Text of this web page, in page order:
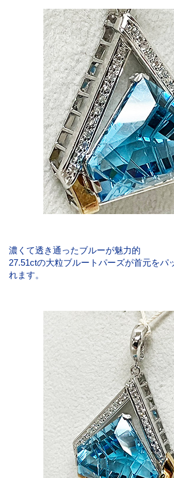
濃くて透き通ったブルーが魅力的
27.51ctの大粒ブルートパーズが首元をパ
れます。